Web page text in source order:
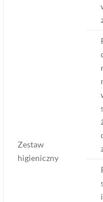
Zestaw
higieniczny